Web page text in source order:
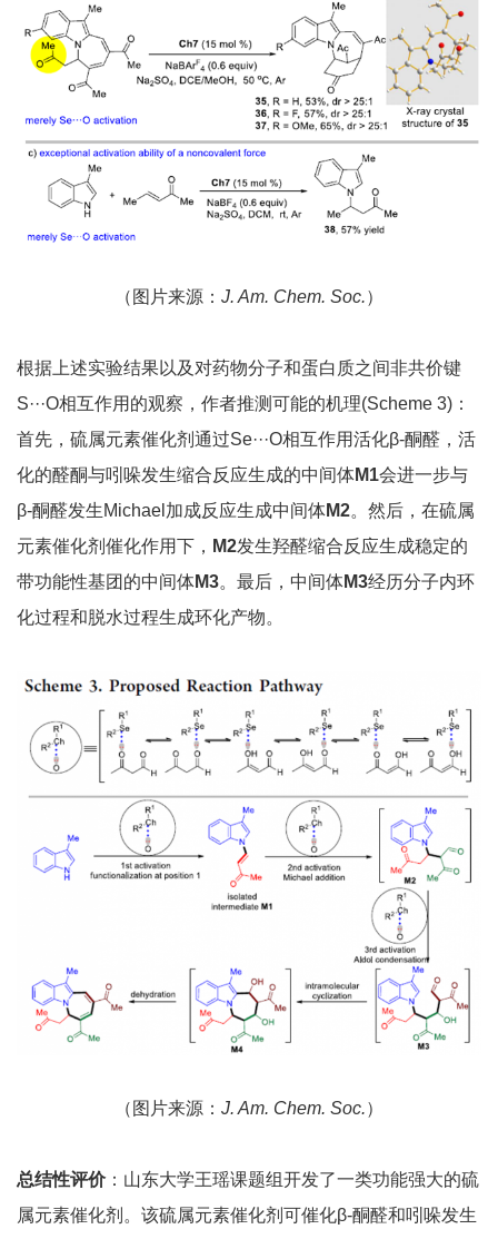
（图片来源： J. Am. Chem. Soc.）
根据上述实验结果以及对药物分子和蛋白质之间非共价键
S···O相互作用的观察，作者推测可能的机理(Scheme 3)：
首先，硫属元素催化剂通过Se···O相互作用活化β-酮醛，活
化的醛酮与吲哚发生缩合反应生成的中间体M1会进一步与
β-酮醛发生Michael加成反应生成中间体M2。然后，在硫属
元素催化剂催化作用下， M2发生羟醛缩合反应生成稳定的
带功能性基团的中间体M3。最后，中间体M3经历分子内环
化过程和脱水过程生成环化产物。
（图片来源： J. Am. Chem. Soc.）
总结性评价：山东大学王瑶课题组开发了一类功能强大的硫
属元素催化剂。该硫属元素催化剂可催化β-酮醛和吲哚发生